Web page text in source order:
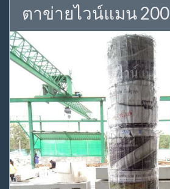
ตาข่ายไวน์แมน 200